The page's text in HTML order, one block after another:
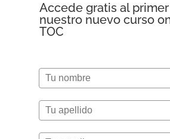
Accede gratis al
nuestro nuevo curso
TOC